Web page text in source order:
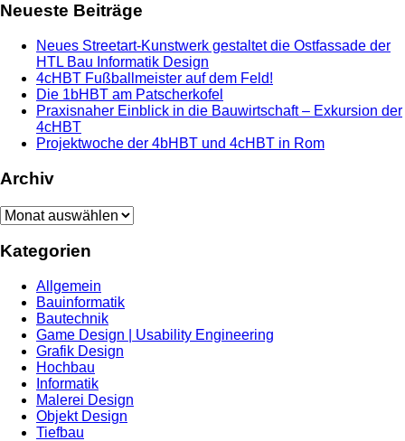
Neueste Beiträge
Neues Streetart-Kunstwerk gestaltet die Ostfassade der
HTL Bau Informatik Design
4cHBT Fußballmeister auf dem Feld!
Die 1bHBT am Patscherkofel
Praxisnaher Einblick in die Bauwirtschaft – Exkursion der
4cHBT
Projektwoche der 4bHBT und 4cHBT in Rom
Archiv
Archiv
Kategorien
Allgemein
Bauinformatik
Bautechnik
Game Design | Usability Engineering
Grafik Design
Hochbau
Informatik
Malerei Design
Objekt Design
Tiefbau